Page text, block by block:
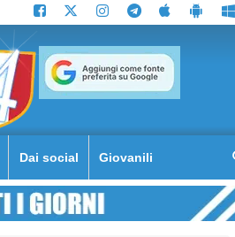
Dai social Giovanili